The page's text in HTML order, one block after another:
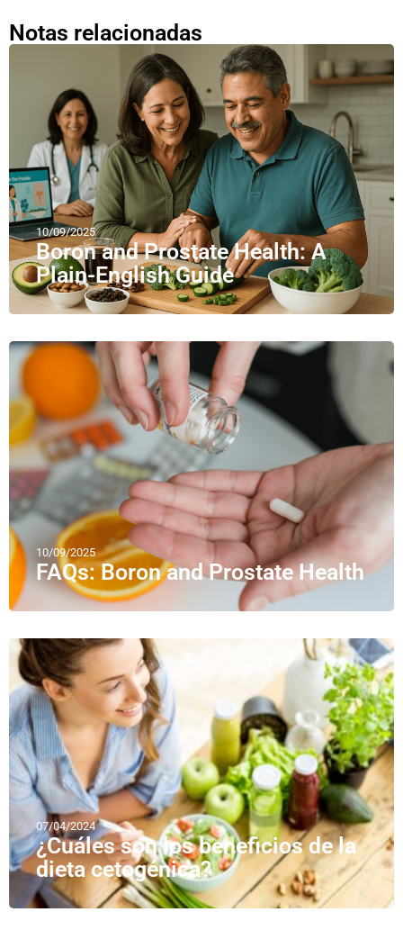
Notas relacionadas
10/09/2025
Boron and Prostate Health: A
Plain-English Guide
10/09/2025
FAQs: Boron and Prostate Health
07/04/2024
¿Cuáles son los beneficios de la
dieta cetogénica?